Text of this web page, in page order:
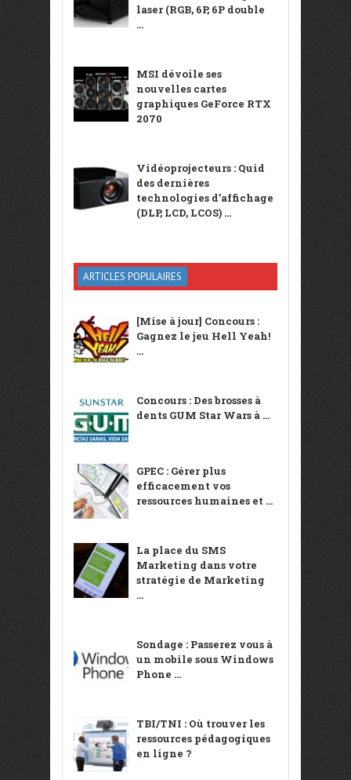
laser (RGB, 6P, 6P double
...
MSI dévoile ses
nouvelles cartes
graphiques GeForce RTX
2070
Vidéoprojecteurs : Quid
des dernières
technologies d’affichage
(DLP, LCD, LCOS) ...
ARTICLES POPULAIRES
[Mise à jour] Concours :
Gagnez le jeu Hell Yeah!
...
Concours : Des brosses à
dents GUM Star Wars à ...
GPEC : Gérer plus
efficacement vos
ressources humaines et ...
La place du SMS
Marketing dans votre
stratégie de Marketing
...
Sondage : Passerez vous à
un mobile sous Windows
Phone ...
TBI/TNI : Où trouver les
ressources pédagogiques
en ligne ?